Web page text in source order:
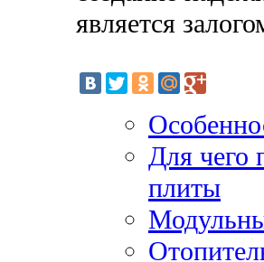
является
Для чего
плиты